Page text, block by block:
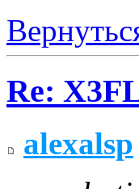
Re:
alexalsp